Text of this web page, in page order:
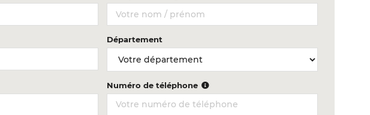
Département
Numéro de téléphone